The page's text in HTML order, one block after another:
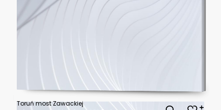
Toruń most Zawackiej